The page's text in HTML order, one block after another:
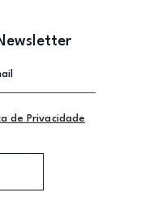
de Privacidade